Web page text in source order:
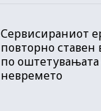
Сервисираниот
повторно ставен
по
невремето